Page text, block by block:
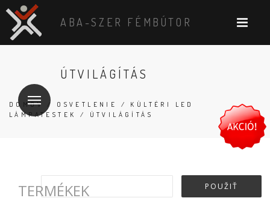
ABA-SZER FÉMBÚTOR
ÚTVILÁGÍTÁS
DOMOV / OSVETLENIE / KÜLTÉRI LED
LÁMPATESTEK
/ ÚTVILÁGÍTÁS
TERMÉKEK